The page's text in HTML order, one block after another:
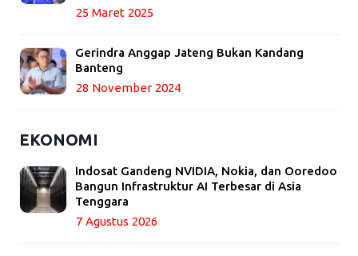
25 Maret 2025
Gerindra Anggap Jateng Bukan Kandang
Banteng
28 November 2024
EKONOMI
Indosat Gandeng NVIDIA, Nokia, dan Ooredoo
Bangun Infrastruktur AI Terbesar di Asia
Tenggara
7 Agustus 2026